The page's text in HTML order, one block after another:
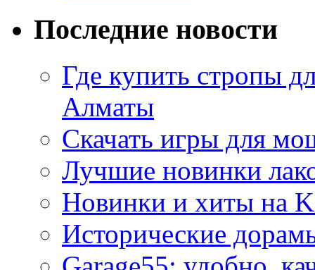
Последние новости
Где купить стропы
Алматы
Скачать игры для
Лучшие новинки
Новинки и хиты на
Исторические